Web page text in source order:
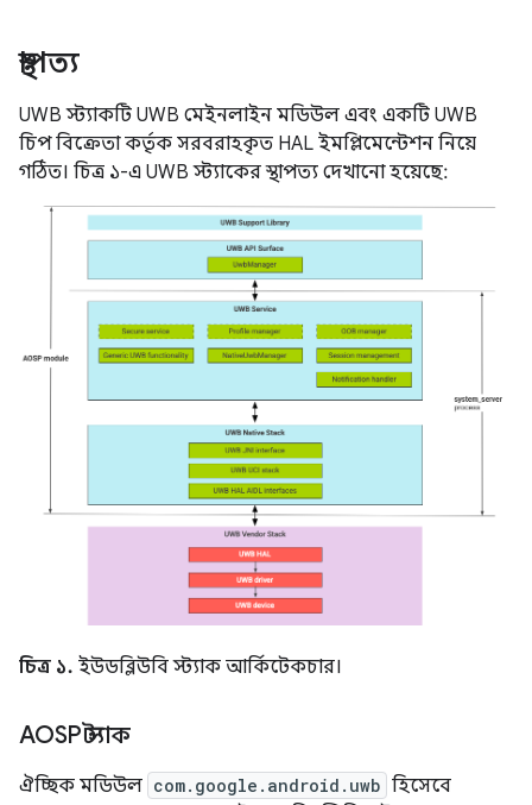
স্থাপত্য
UWB স্ট্যাকটি UWB মেইনলাইন মডিউল এবং একটি UWB
চিপ বিক্রেতা কর্তৃক সরবরাহকৃত HAL ইমপ্লিমেন্টেশন নিয়ে
গঠিত। চিত্র ১-এ UWB স্ট্যাকের স্থাপত্য দেখানো হয়েছে:
চিত্র ১. ইউডব্লিউবি স্ট্যাক আর্কিটেকচার।
AOSP স্ট্যাক
ঐচ্ছিক মডিউল com.google.android.uwb হিসেবে